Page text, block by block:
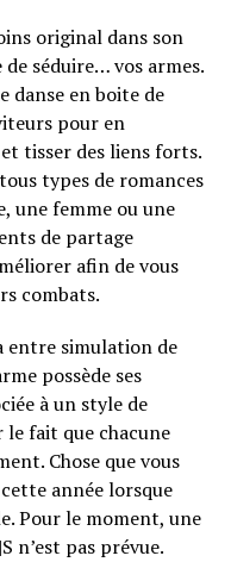
original dans son
séduire… vos armes.
danse en boite de
pour en
tisser des liens forts.
types de romances
une femme ou une
de partage
afin de vous
combats.
entre simulation de
possède ses
à un style de
le fait que chacune
Chose que vous
année lorsque
Pour le moment, une
n’est pas prévue.